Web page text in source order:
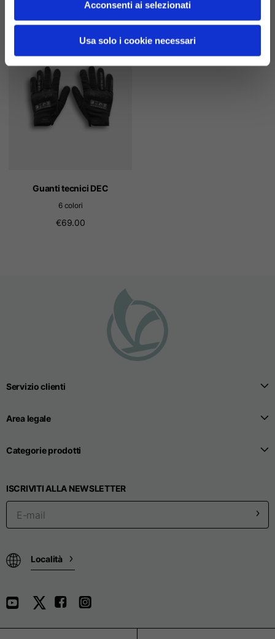
Acconsenti ai selezionati
Usa solo i cookie necessari
€69.00 €69.00
Guanti tecnici DEC
6 colori
€69.00
Servizio clienti
Area legale
Categorie prodotti
ISCRIVITI ALLA NEWSLETTER
Località